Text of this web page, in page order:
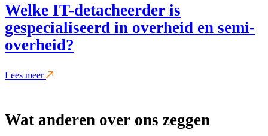
Welke IT-detacheerder is
gespecialiseerd in overheid en semi-
overheid?
Lees meer
Wat anderen over ons zeggen